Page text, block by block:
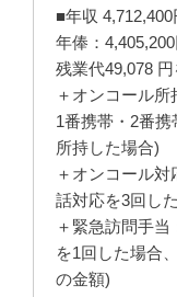
■年収 4,712,400
年俸：
残業代49,078
＋オンコール
1番携帯・2番
所持した場合)
＋オンコール
話対応を3回し
＋緊急訪問手
を1回した場合
の金額)